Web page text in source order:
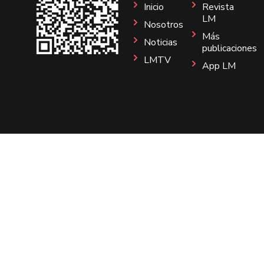
Inicio
Nosotros
Noticias
LMTV
Revista
LM
Más
publicaciones
App LM